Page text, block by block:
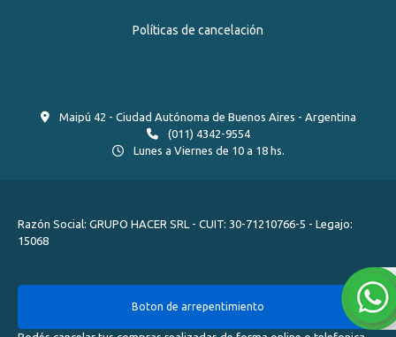
Políticas de cancelación
Maipú 42 - Ciudad Autónoma de Buenos Aires - Argentina
(011) 4342-9554
Lunes a Viernes de 10 a 18 hs.
Razón Social: GRUPO HACER SRL - CUIT: 30-71210766-5 - Legajo:
15068
Boton de arrepentimiento